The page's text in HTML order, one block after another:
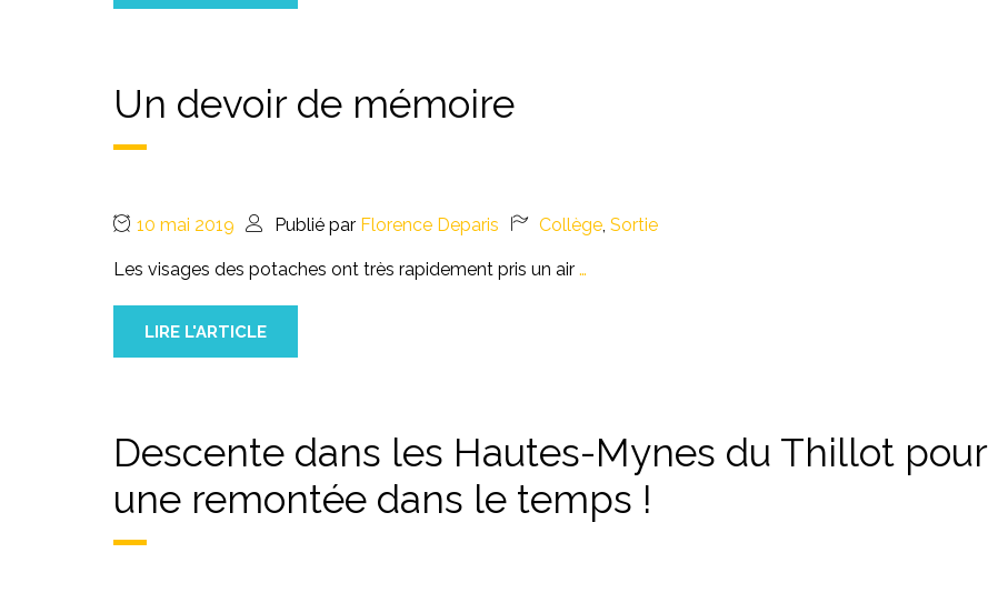
Un devoir de mémoire
10 mai 2019 Publié par Florence Deparis Collège, Sortie
Les visages des potaches ont très rapidement pris un air …
LIRE L'ARTICLE
Descente dans les Hautes-Mynes du Thillot pour
une remontée dans le temps !